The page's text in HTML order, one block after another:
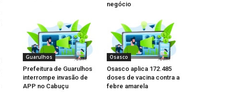
negócio
Guarulhos
Prefeitura de Guarulhos
interrompe invasão de
APP no Cabuçu
Osasco
Osasco aplica 172.485
doses de vacina contra a
febre amarela